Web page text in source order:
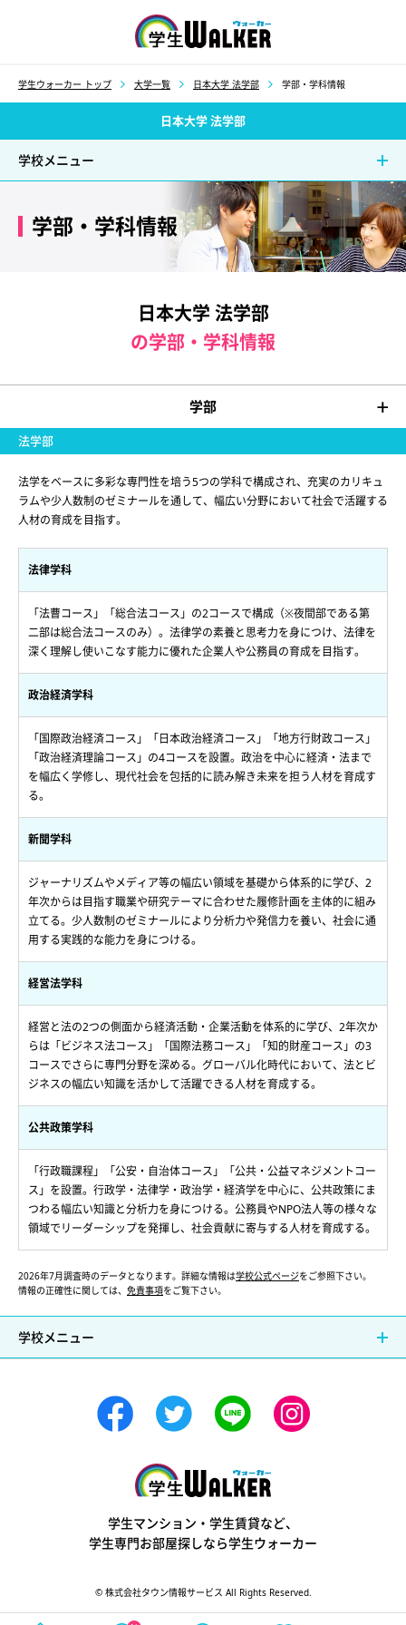
学生ウォーカー トップ 大学一覧 日本大学 法学部 学部・学科情報
日本大学 法学部
学校メニュー
学部・学科情報
日本大学 法学部
の学部・学科情報
学部
法学部
法学をベースに多彩な専門性を培う5つの学科で構成され、充実のカリキュ
ラムや少人数制のゼミナールを通して、幅広い分野において社会で活躍する
人材の育成を目指す。
法律学科
「法曹コース」「総合法コース」の2コースで構成（※夜間部である第
二部は総合法コースのみ）。法律学の素養と思考力を身につけ、法律を
深く理解し使いこなす能力に優れた企業人や公務員の育成を目指す。
政治経済学科
「国際政治経済コース」「日本政治経済コース」「地方行財政コース」
「政治経済理論コース」の4コースを設置。政治を中心に経済・法まで
を幅広く学修し、現代社会を包括的に読み解き未来を担う人材を育成す
る。
新聞学科
ジャーナリズムやメディア等の幅広い領域を基礎から体系的に学び、2
年次からは目指す職業や研究テーマに合わせた履修計画を主体的に組み
立てる。少人数制のゼミナールにより分析力や発信力を養い、社会に通
用する実践的な能力を身につける。
経営法学科
経営と法の2つの側面から経済活動・企業活動を体系的に学び、2年次か
らは「ビジネス法コース」「国際法務コース」「知的財産コース」の3
コースでさらに専門分野を深める。グローバル化時代において、法とビ
ジネスの幅広い知識を活かして活躍できる人材を育成する。
公共政策学科
「行政職課程」「公安・自治体コース」「公共・公益マネジメントコー
ス」を設置。行政学・法律学・政治学・経済学を中心に、公共政策にま
つわる幅広い知識と分析力を身につける。公務員やNPO法人等の様々な
領域でリーダーシップを発揮し、社会貢献に寄与する人材を育成する。
2026年7月調査時のデータとなります。詳細な情報は学校公式ページをご参照下さい。
情報の正確性に関しては、 免責事項をご覧下さい。
学校メニュー
学生マンション・学生賃貸など、
学生専門お部屋探しなら学生ウォーカー
© 株式会社タウン情報サービス All Rights Reserved.